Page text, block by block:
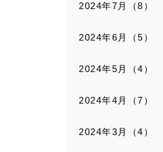
2024年7月（8）
2024年6月（5）
2024年5月（4）
2024年4月（7）
2024年3月（4）